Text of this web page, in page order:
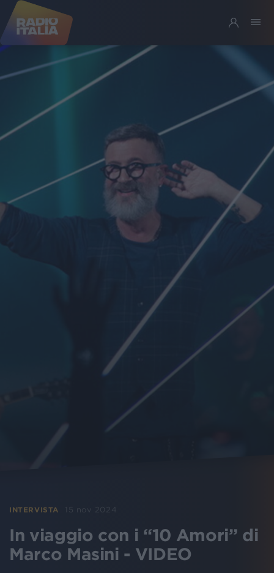
INTERVISTA 15 nov 2024
In viaggio con i “10 Amori” di
Marco Masini - VIDEO